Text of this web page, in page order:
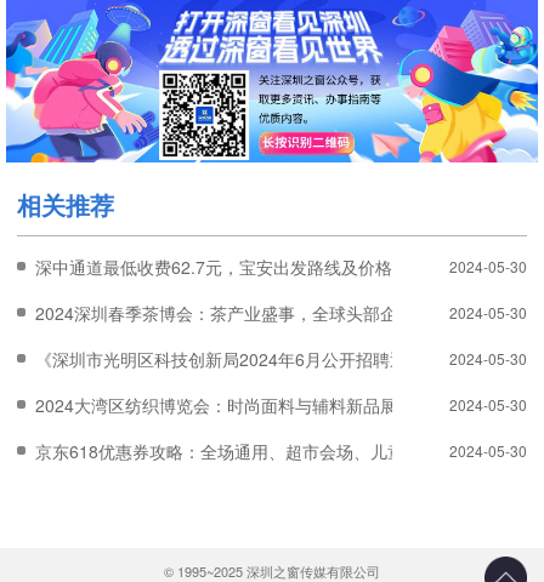
相关推荐
深中通道最低收费62.7元，宝安出发路线及价格一览 2024-05-30
2024深圳春季茶博会：茶产业盛事，全球头部企业齐聚！2024-05-30
《深圳市光明区科技创新局2024年6月公开招聘通告》 2024-05-30
2024大湾区纺织博览会：时尚面料与辅料新品展示 2024-05-30
京东618优惠券攻略：全场通用、超市会场、儿童节活动券2024-05-30
© 1995~2025 深圳之窗传媒有限公司